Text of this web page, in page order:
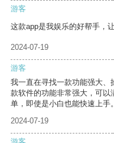
游客
这款app是我娱乐的好帮手，
2024-07-19
游客
我一直在寻找一款功能强大
款软件的功能非常强大，可
单，即使是小白也能快速上手。
2024-07-19